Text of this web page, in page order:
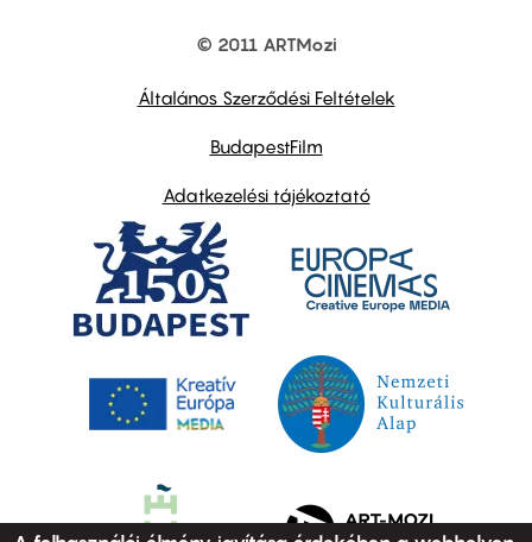
© 2011 ARTMozi
Általános Szerződési Feltételek
BudapestFilm
Adatkezelési tájékoztató